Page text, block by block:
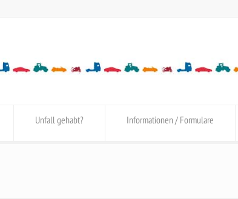
Unfall gehabt? Informationen / Formulare